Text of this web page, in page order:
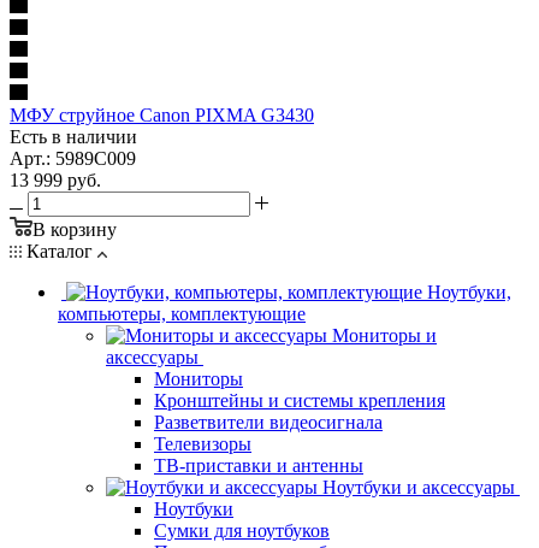
МФУ струйное Canon PIXMA G3430
Есть в наличии
Арт.: 5989C009
13 999 руб.
В корзину
Каталог
Ноутбуки,
компьютеры, комплектующие
Мониторы и
аксессуары
Мониторы
Кронштейны и системы крепления
Разветвители видеосигнала
Телевизоры
ТВ-приставки и антенны
Ноутбуки и аксессуары
Ноутбуки
Сумки для ноутбуков